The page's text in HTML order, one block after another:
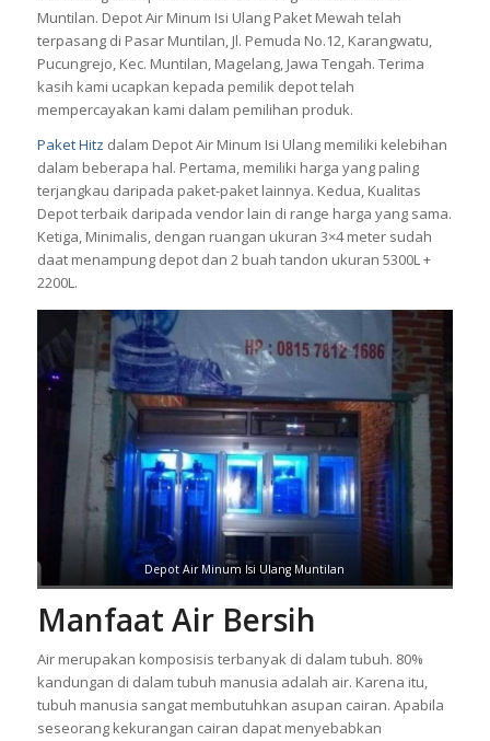
Muntilan. Depot Air Minum Isi Ulang Paket Mewah telah
terpasang di Pasar Muntilan, Jl. Pemuda No.12, Karangwatu,
Pucungrejo, Kec. Muntilan, Magelang, Jawa Tengah. Terima
kasih kami ucapkan kepada pemilik depot telah
mempercayakan kami dalam pemilihan produk.
Paket Hitz dalam Depot Air Minum Isi Ulang memiliki kelebihan
dalam beberapa hal. Pertama, memiliki harga yang paling
terjangkau daripada paket-paket lainnya. Kedua, Kualitas
Depot terbaik daripada vendor lain di range harga yang sama.
Ketiga, Minimalis, dengan ruangan ukuran 3×4 meter sudah
daat menampung depot dan 2 buah tandon ukuran 5300L +
2200L.
Depot Air Minum Isi Ulang Muntilan
Manfaat Air Bersih
Air merupakan komposisis terbanyak di dalam tubuh. 80%
kandungan di dalam tubuh manusia adalah air. Karena itu,
tubuh manusia sangat membutuhkan asupan cairan. Apabila
seseorang kekurangan cairan dapat menyebabkan